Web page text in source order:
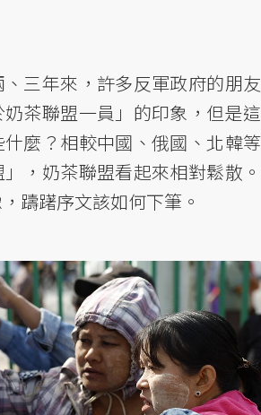
三年來，許多反軍政府的朋友
茶聯盟一員」的印象，但是這
麼？相較中國、俄國、北韓等
，奶茶聯盟看起來相對鬆散。
躊躇序文該如何下筆。